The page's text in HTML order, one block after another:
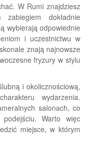
W Rumi znajdziesz
dokładnie
wybierają odpowiednie
i uczestnictwu w
znają najnowsze
fryzury w stylu
i okolicznościową,
wydarzenia.
salonach, co
Warto więc
miejsce, w którym